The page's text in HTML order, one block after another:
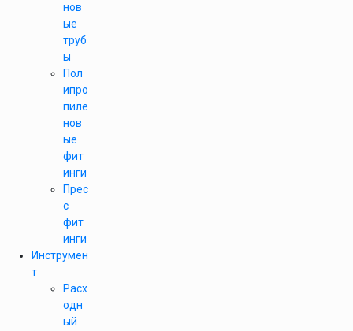
нов
ые
труб
ы
Пол
ипро
пиле
нов
ые
фит
инги
Прес
с
фит
инги
Инструмен
т
Расх
одн
ый